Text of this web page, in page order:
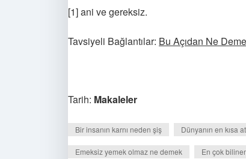
[1] ani ve gereksiz.
Tavsiyeli Bağlantılar: Bu Açıdan Ne
Tarih: Makaleler
Bir insanın karnı neden şiş Dünyanın en kısa
Emeksiz yemek olmaz ne demek En çok